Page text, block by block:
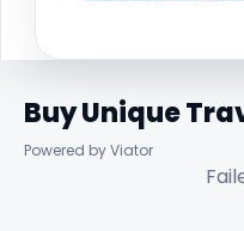
Buy Unique
Powered by Viator